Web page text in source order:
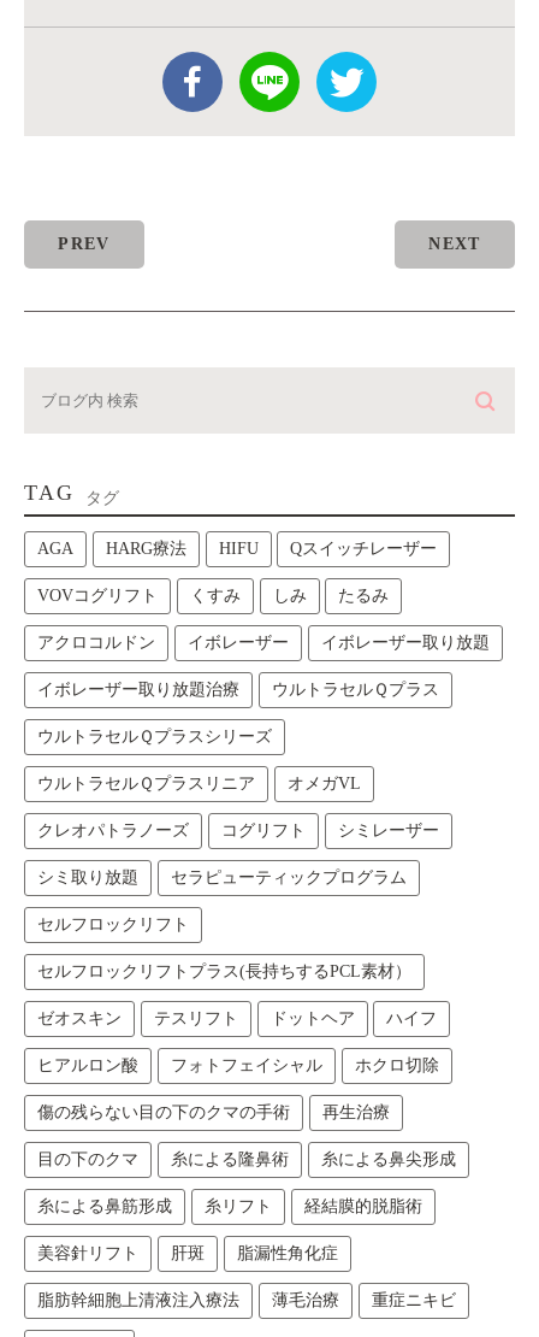
PREV NEXT
TAG タグ
AGA HARG療法 HIFU Qスイッチレーザー
VOVコグリフト くすみ しみ たるみ
アクロコルドン イボレーザー イボレーザー取り放題
イボレーザー取り放題治療 ウルトラセルＱプラス
ウルトラセルＱプラスシリーズ
ウルトラセルＱプラスリニア オメガVL
クレオパトラノーズ コグリフト シミレーザー
シミ取り放題 セラピューティックプログラム
セルフロックリフト
セルフロックリフトプラス(長持ちするPCL素材）
ゼオスキン テスリフト ドットヘア ハイフ
ヒアルロン酸 フォトフェイシャル ホクロ切除
傷の残らない目の下のクマの手術 再生治療
目の下のクマ 糸による隆鼻術 糸による鼻尖形成
糸による鼻筋形成 糸リフト 経結膜的脱脂術
美容針リフト 肝斑 脂漏性角化症
脂肪幹細胞上清液注入療法 薄毛治療 重症ニキビ